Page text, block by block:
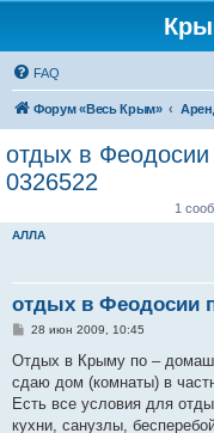
FAQ
Форум «Весь Крым»
отдых в
0326522
1
АЛЛА
отдых в Феодосии
С
о
б
щ
е
и
28 июн 2009, 10:45
Отдых в Крыму по –
сдаю дом (комнаты) в
Есть все условия для
кухни, санузлы,